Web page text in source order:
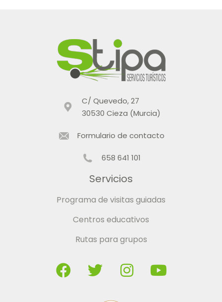
C/ Quevedo, 27
30530 Cieza (Murcia)
Formulario de contacto
658 641 101
Servicios
Programa de visitas guiadas
Centros educativos
Rutas para grupos